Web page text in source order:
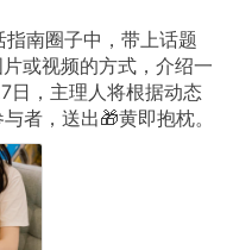
南圈子中，带上话题
片或视频的方式，介绍一
日，主理人将根据动态
者，送出🎁黄即抱枕。